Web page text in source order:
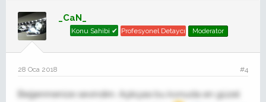
_CaN_
Konu Sahibi ✔ Profesyonel Detaycı Moderator
28 Oca 2018 #4
Beğenmenize sevindim. Açıkçası bu konuda en güzel